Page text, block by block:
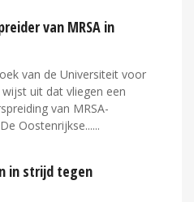
van MRSA in
van de Universiteit voor
uit dat vliegen een
van MRSA-
Oostenrijkse...
in strijd tegen